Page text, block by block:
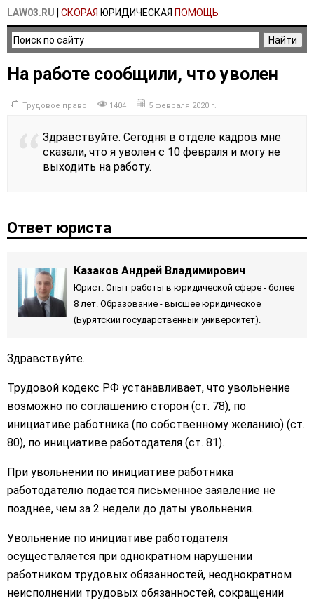
LAW03.RU СКОРАЯ ЮРИДИЧЕСКАЯ ПОМОЩЬ
На работе сообщили, что уволен
Трудовое право 1404 5 февраля 2020 г.
Здравствуйте. Сегодня в отделе кадров мне
сказали, что я уволен с 10 февраля и могу не
выходить на работу.
Ответ юриста
Казаков Андрей Владимирович
Юрист. Опыт работы в юридической сфере - более
8 лет. Образование - высшее юридическое
(Бурятский государственный университет).
Здравствуйте.
Трудовой кодекс РФ устанавливает, что увольнение
возможно по соглашению сторон (ст. 78), по
инициативе работника (по собственному желанию) (ст.
80), по инициативе работодателя (ст. 81).
При увольнении по инициативе работника
работодателю подается письменное заявление не
позднее, чем за 2 недели до даты увольнения.
Увольнение по инициативе работодателя
осуществляется при однократном нарушении
работником трудовых обязанностей, неоднократном
неисполнении трудовых обязанностей, сокращении